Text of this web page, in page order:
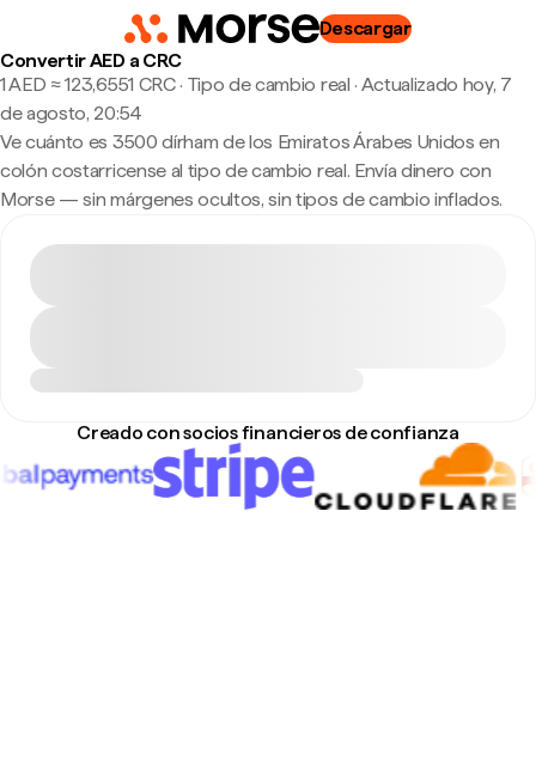
Descargar
Convertir AED a CRC
1 AED ≈ 123,6551 CRC · Tipo de cambio real · Actualizado hoy, 7
de agosto, 20:54
Ve cuánto es 3500 dírham de los Emiratos Árabes Unidos en
colón costarricense al tipo de cambio real. Envía dinero con
Morse — sin márgenes ocultos, sin tipos de cambio inflados.
Creado con socios financieros de confianza